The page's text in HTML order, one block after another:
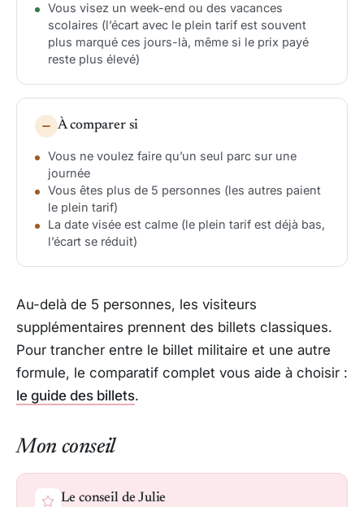
Vous visez un week-end ou des vacances
scolaires (l’écart avec le plein tarif est souvent
plus marqué ces jours-là, même si le prix payé
reste plus élevé)
À comparer si
Vous ne voulez faire qu’un seul parc sur une
journée
Vous êtes plus de 5 personnes (les autres paient
le plein tarif)
La date visée est calme (le plein tarif est déjà bas,
l’écart se réduit)
Au-delà de 5 personnes, les visiteurs
supplémentaires prennent des billets classiques.
Pour trancher entre le billet militaire et une autre
formule, le comparatif complet vous aide à choisir :
le guide des billets.
Mon conseil
Le conseil de Julie